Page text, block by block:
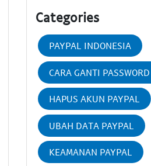
Categories
PAYPAL INDONESIA
CARA GANTI PASSWORD
HAPUS AKUN PAYPAL
UBAH DATA PAYPAL
KEAMANAN PAYPAL